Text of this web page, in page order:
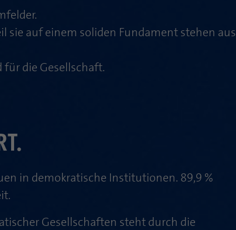
sie auf einem soliden Fundament stehen aus
die Gesellschaft.
in demokratische Institutionen. 89,9 %
Gesellschaften steht durch die
zur Steuerung der